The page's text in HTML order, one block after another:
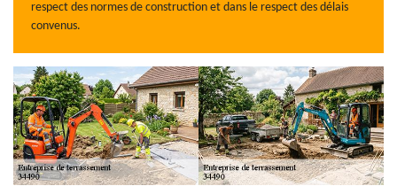
respect des normes de construction et dans le respect des délais
convenus.